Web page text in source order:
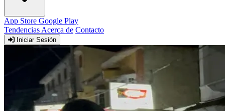
App Store Google Play
Tendencias Acerca de Contacto
Iniciar Sesión